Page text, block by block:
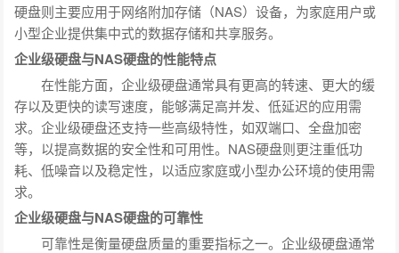
硬盘则主要应用于网络附加存储（NAS）设备，为家庭用户或
小型企业提供集中式的数据存储和共享服务。
企业级硬盘与NAS硬盘的性能特点
在性能方面，企业级硬盘通常具有更高的转速、更大的缓
存以及更快的读写速度，能够满足高并发、低延迟的应用需
求。企业级硬盘还支持一些高级特性，如双端口、全盘加密
等，以提高数据的安全性和可用性。NAS硬盘则更注重低功
耗、低噪音以及稳定性，以适应家庭或小型办公环境的使用需
求。
企业级硬盘与NAS硬盘的可靠性
可靠性是衡量硬盘质量的重要指标之一。企业级硬盘通常